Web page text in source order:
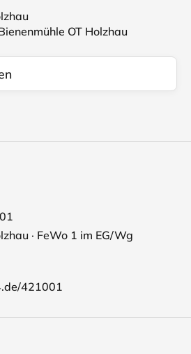
OT Holzhau
· FeWo 1 im EG/Wg
421001